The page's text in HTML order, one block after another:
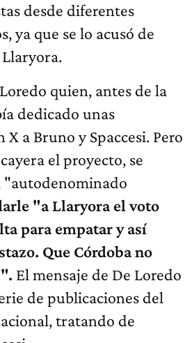
desde diferentes
ya que se lo acusó de
quien, antes de la
dedicado unas
a Bruno y Spaccesi. Pero
el proyecto, se
"a Llaryora el voto
para empatar y así
Que Córdoba no
El mensaje de De Loredo
de publicaciones del
tratando de